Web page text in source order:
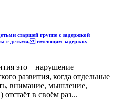
старшей группе с задержкой
с детьми, имеющим задержку
это – нарушение
развития, когда отдельные
внимание, мышление,
в своём раз...